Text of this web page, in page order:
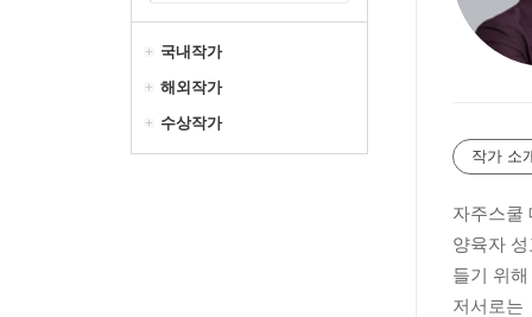
국내작가
해외작가
수상작가
작가 소
자주스쿨
양육자
들기 위
저서로는